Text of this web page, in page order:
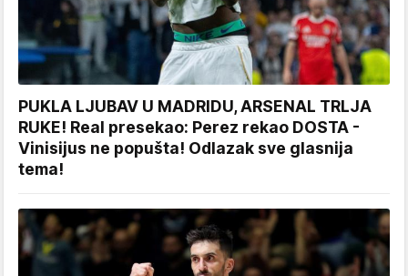
PUKLA LJUBAV U MADRIDU, ARSENAL TRLJA
RUKE! Real presekao: Perez rekao DOSTA -
Vinisijus ne popušta! Odlazak sve glasnija
tema!